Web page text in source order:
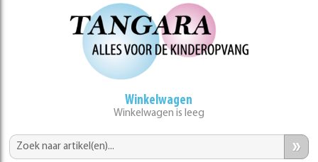
Winkelwagen
Winkelwagen is leeg
»